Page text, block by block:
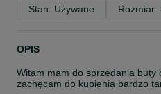
Stan: Używane Rozmiar:
OPIS
Witam mam do sprzedania buty
zachęcam do kupienia bardzo